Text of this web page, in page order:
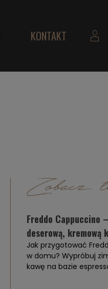
KONTAKT
Freddo Cappuccino
deserową, kremową
Jak przygotować
w domu? Wypróbuj
kawę na bazie